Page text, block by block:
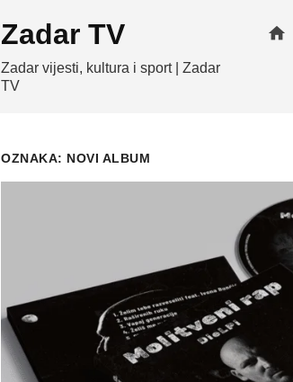
Zadar TV
Zadar vijesti, kultura i sport | Zadar
TV
home
OZNAKA: NOVI ALBUM